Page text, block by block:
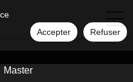
Accepter Refuser
Master